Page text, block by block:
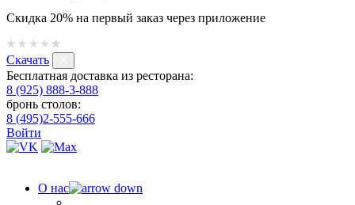
Скидка 20% на первый заказ через приложение
Скачать
Бесплатная доставка из ресторана:
8 (925) 888-3-888
бронь столов:
8 (495)2-555-666
Войти
О нас